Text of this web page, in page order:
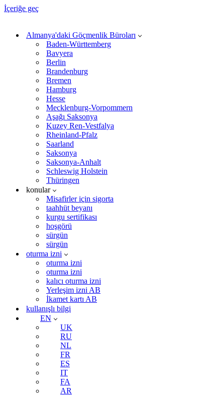
İçeriğe geç
Almanya'daki Göçmenlik Büroları
Baden-Württemberg
Bavyera
Berlin
Brandenburg
Bremen
Hamburg
Hesse
Mecklenburg-Vorpommern
Aşağı Saksonya
Kuzey Ren-Vestfalya
Rheinland-Pfalz
Saarland
Saksonya
Saksonya-Anhalt
Schleswig Holstein
Thüringen
konular
Misafirler için sigorta
taahhüt beyanı
kurgu sertifikası
hoşgörü
sürgün
sürgün
oturma izni
oturma izni
oturma izni
kalıcı oturma izni
Yerleşim izni AB
İkamet kartı AB
kullanışlı bilgi
EN
UK
RU
NL
FR
ES
IT
FA
AR